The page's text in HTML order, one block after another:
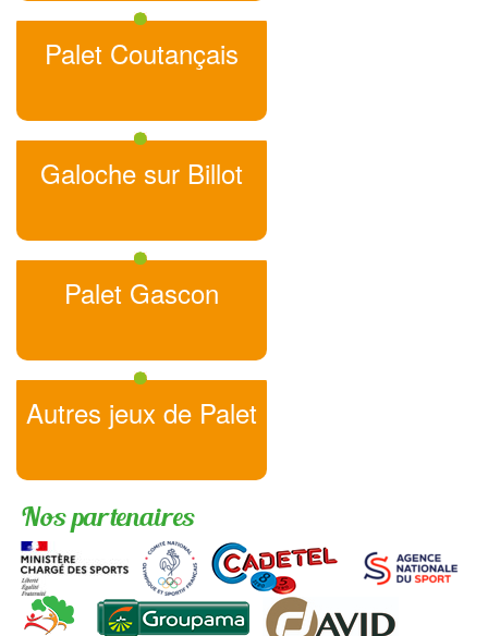
Palet Coutançais
Galoche sur Billot
Palet Gascon
Autres jeux de Palet
Nos partenaires